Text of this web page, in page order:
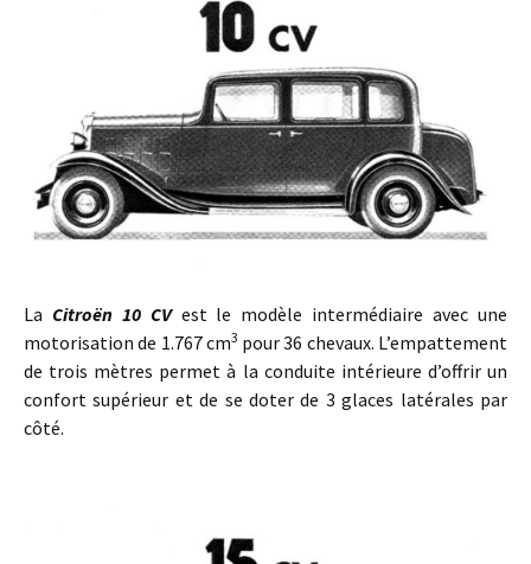
La Citroën 10 CVest le modèle intermédiaire avec une
motorisation de 1.767 cm3 pour 36 chevaux. L’empattement
de trois mètres permet à la conduite intérieure d’offrir un
confort supérieur et de se doter de 3 glaces latérales par
côté.